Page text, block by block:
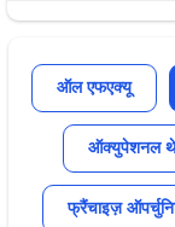
ऑल एफएक्यू
ऑक्युपेशनल
फ्रैंचाइज़